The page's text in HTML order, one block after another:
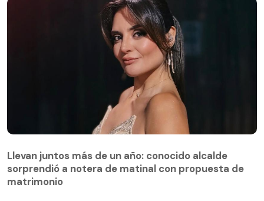
Llevan juntos más de un año: conocido alcalde
sorprendió a notera de matinal con propuesta de
matrimonio